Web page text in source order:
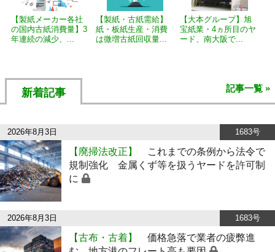
【製紙メーカー各社
の国内古紙消費量】3
年連続の減少、...
【製紙・古紙需給】
紙・板紙生産・消費
は微増古紙回収量...
【大本グループ】旭
宝紙業・4ヵ所目のヤ
ード、南大阪で...
新着記事 記事一覧 »
2026年8月3日 1683号
【廃掃法改正】
これまでの条例から法令で
規制強化 金属くず等を扱うヤードを許可制
に
2026年8月3日 1683号
【古布・古着】
価格急落で業者の疲弊進